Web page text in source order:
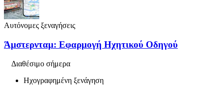
Αυτόνομες ξεναγήσεις
Άμστερνταμ: Εφαρμογή Ηχητικού Οδηγού
Διαθέσιμο σήμερα
Ηχογραφημένη ξενάγηση